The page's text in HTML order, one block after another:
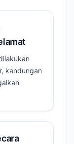
kandungan